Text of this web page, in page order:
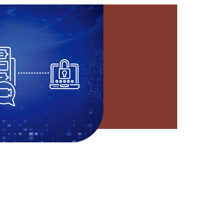
原声音频 语音激励
发言单元采用讯笛数字会议系
统，还原纯净清晰的交互现场
声，联动摄像自动识别发言
人，采集视频信号投屏显示，
并对发言内容实时语音转写，
清晰呈现审讯内容。